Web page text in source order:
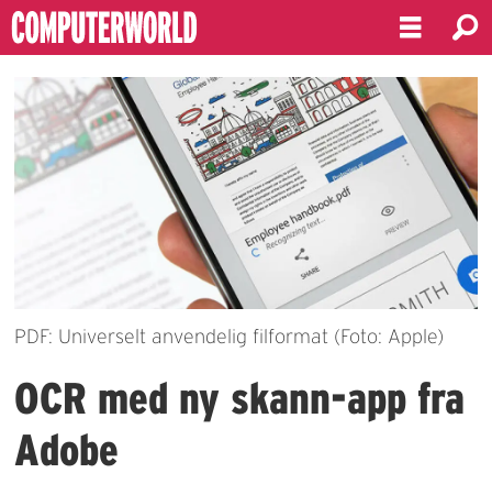
PDF: Universelt anvendelig filformat (Foto: Apple)
OCR med ny skann-app fra
Adobe